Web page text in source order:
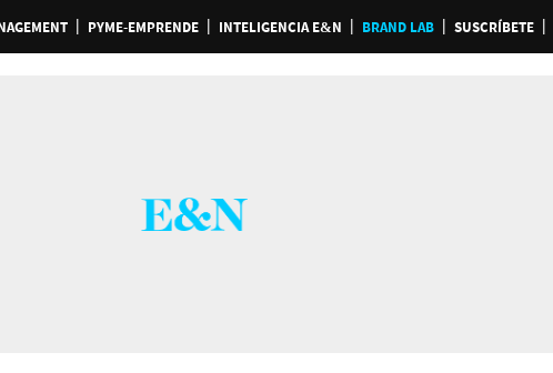
PYME-EMPRENDE INTELIGENCIA E&N BRAND LAB SUSCRÍBETE